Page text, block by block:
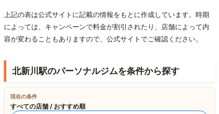
上記の表は公式サイトに記載の情報をもとに作成しています。時期
によっては、キャンペーンで料金が割引されたり、店舗によって内
容が変わることもありますので、公式サイトでご確認ください。
北新川駅のパーソナルジムを条件から探す
現在の条件
すべての店舗 / おすすめ順